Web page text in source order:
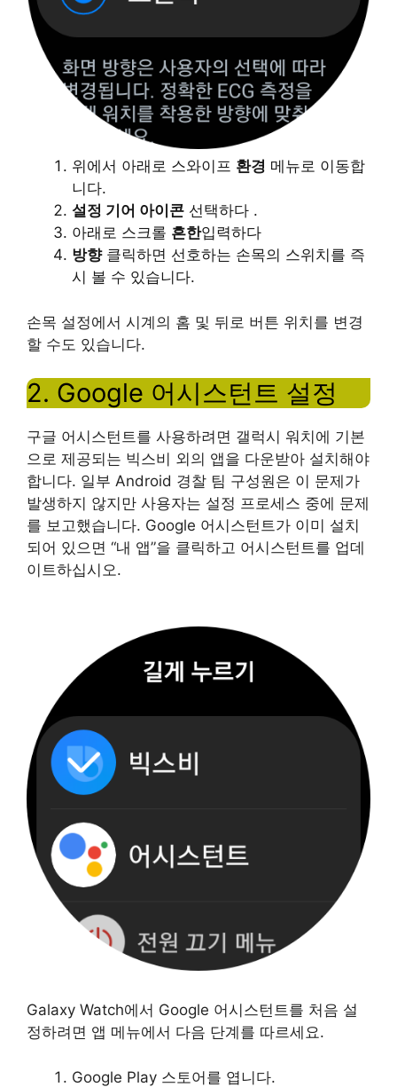
위에서 아래로 스와이프 환경 메뉴로 이동합
니다.
설정 기어 아이콘 선택하다 .
아래로 스크롤 흔한입력하다
방향 클릭하면 선호하는 손목의 스위치를 즉
시 볼 수 있습니다.
손목 설정에서 시계의 홈 및 뒤로 버튼 위치를 변경
할 수도 있습니다.
2. Google 어시스턴트 설정
구글 어시스턴트를 사용하려면 갤럭시 워치에 기본
으로 제공되는 빅스비 외의 앱을 다운받아 설치해야
합니다. 일부 Android 경찰 팀 구성원은 이 문제가
발생하지 않지만 사용자는 설정 프로세스 중에 문제
를 보고했습니다. Google 어시스턴트가 이미 설치
되어 있으면 “내 앱”을 클릭하고 어시스턴트를 업데
이트하십시오.
Galaxy Watch에서 Google 어시스턴트를 처음 설
정하려면 앱 메뉴에서 다음 단계를 따르세요.
Google Play 스토어를 엽니다.